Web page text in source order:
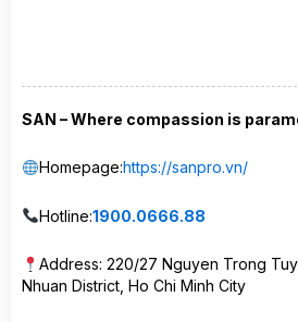
SAN – Where compassion is
Homepage:https://sanpro.vn/
Hotline:1900.0666.88
Address: 220/27 Nguyen Trong
Nhuan District, Ho Chi Minh City